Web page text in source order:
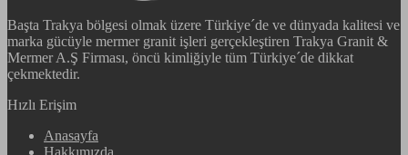
Başta Trakya bölgesi olmak üzere Türkiye´de ve dünyada kalitesi ve
marka gücüyle mermer granit işleri gerçekleştiren Trakya Granit &
Mermer A.Ş Firması, öncü kimliğiyle tüm Türkiye´de dikkat
çekmektedir.
Hızlı Erişim
Anasayfa
Hakkımızda